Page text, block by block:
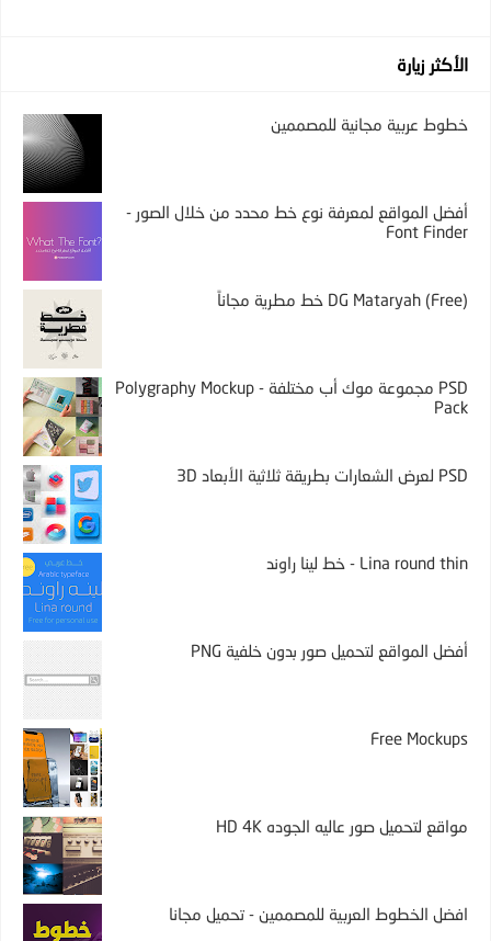
الأكثر زيارة
خطوط عربية مجانية للمصممين
أفضل المواقع لمعرفة نوع خط محدد من خلال الصور -
Font Finder
DG Mataryah (Free) خط مطرية مجاناً
PSD مجموعة موك أب مختلفة - Polygraphy Mockup
Pack
PSD لعرض الشعارات بطريقة ثلاثية الأبعاد 3D
Lina round thin - خط لينا راوند
أفضل المواقع لتحميل صور بدون خلفية PNG
Free Mockups
مواقع لتحميل صور عاليه الجوده HD 4K
افضل الخطوط العربية للمصممين - تحميل مجانا